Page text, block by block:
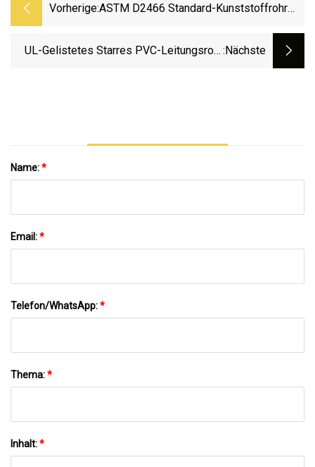
Vorherige:ASTM D2466 Standard-Kunststoffrohr
UL-Gelistetes Starres PVC-Leitungsrohr :nächste
Name:*
Email:*
Telefon/WhatsApp:*
Thema:*
Inhalt:*